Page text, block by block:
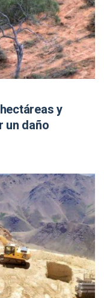
y
un daño